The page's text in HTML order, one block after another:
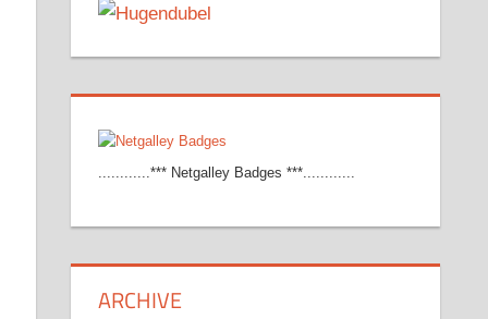
............*** Netgalley Badges ***............
ARCHIVE